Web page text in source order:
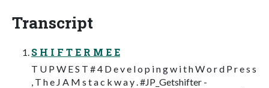
Transcript
S H I F T E R M E E
T U P W E S T # 4 D e v e l o p i n g w i t h W o r d P r e s s
, T h e J A M s t a c k w a y . #JP_Getshifter -